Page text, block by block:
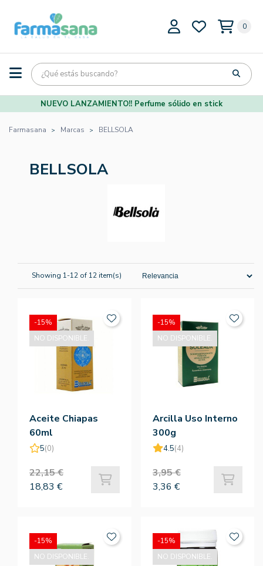
0
NUEVO LANZAMIENTO!! Perfume sólido en stick
Farmasana Marcas BELLSOLA
BELLSOLA
Showing 1-12 of 12 item(s)
Aceite Chiapas
60ml
5(0)
22,15 €
18,83 €
-15%
NO DISPONIBLE.
Arcilla Uso Interno
300g
4.5(4)
3,95 €
3,36 €
-15%
NO DISPONIBLE.
-15%
NO DISPONIBLE.
-15%
NO DISPONIBLE.